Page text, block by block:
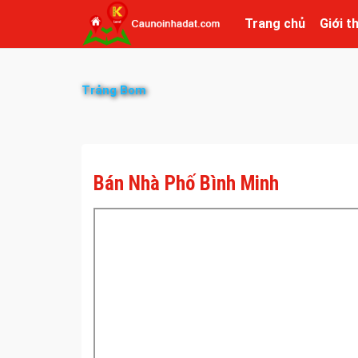
Trang chủ Giới
Trảng Bom
Bán Nhà Phố Bình Minh